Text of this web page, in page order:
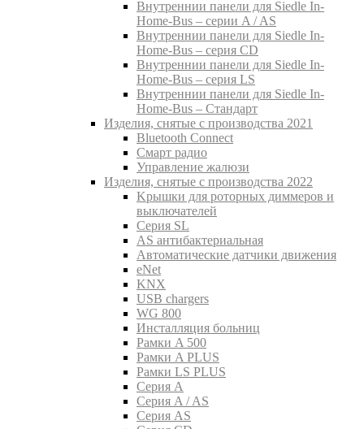
Внутреннии панели для Siedle In-
Home-Bus – серии A / AS
Внутреннии панели для Siedle In-
Home-Bus – серия CD
Внутреннии панели для Siedle In-
Home-Bus – серия LS
Внутреннии панели для Siedle In-
Home-Bus – Стандарт
Изделия, снятые с производства 2021
Bluetooth Connect
Смарт радио
Управление жалюзи
Изделия, снятые с производства 2022
Kрышки для роторных диммеров и
выключателей
Серия SL
AS антибактериальная
Aвтоматические датчики движения
eNet
KNX
USB chargers
WG 800
Инсталляция больниц
Рамки A 500
Рамки A PLUS
Рамки LS PLUS
Серия A
Серия A / AS
Серия AS